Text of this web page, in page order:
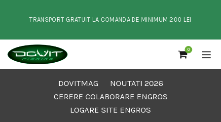
TRANSPORT GRATUIT LA COMANDA DE MINIMUM 200 LEI
0
DOVITMAG
NOUTATI 2026
CERERE COLABORARE ENGROS
LOGARE SITE ENGROS